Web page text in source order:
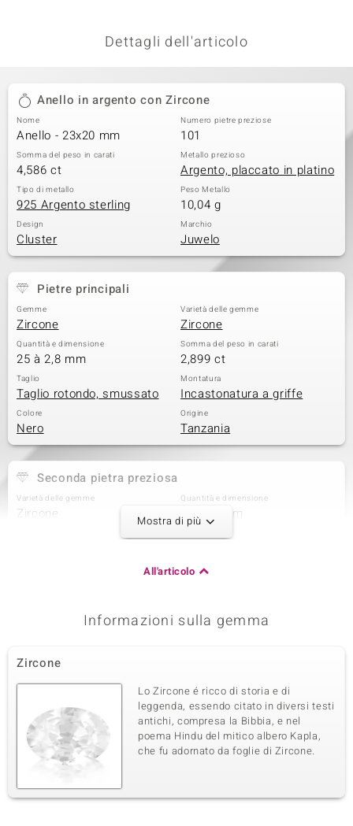
Classics
Dettagli dell'articolo
Anello in argento con Zircone
Nome
Anello - 23x20 mm
Numero pietre preziose
101
Somma del peso in carati
4,586 ct
Metallo prezioso
Argento, placcato in platino
Tipo di metallo
925 Argento sterling
Peso Metallo
10,04 g
Design
Cluster
Marchio
Juwelo
Pietre principali
Gemme
Zircone
Varietà delle gemme
Zircone
Quantità e dimensione
25 à 2,8 mm
Somma del peso in carati
2,899 ct
Taglio
Taglio rotondo, smussato
Montatura
Incastonatura a griffe
Colore
Nero
Origine
Tanzania
Seconda pietra preziosa
Varietà delle gemme
Zircone
Quantità e dimensione
2 à 2,5 mm
Origine
Spinello Nero
Somma del peso in carati Taglio
Taglio rotondo
Montatura
pavé
Origine
Thailandia
Quarta pietra preziosa
Mostra di più
All'articolo
Informazioni sulla gemma
Zircone
Lo Zircone é ricco di storia e di
leggenda, essendo citato in diversi testi
antichi, compresa la Bibbia, e nel
poema Hindu del mitico albero Kapla,
che fu adornato da foglie di Zircone.